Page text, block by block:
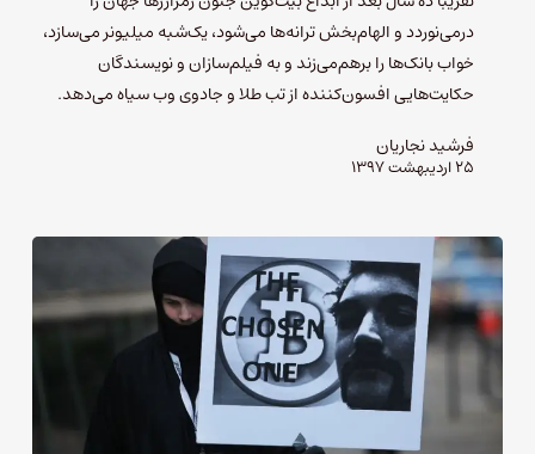
درمی‌نوردد و الهام‌بخش ترانه‌ها می‌شود، یک‌شبه میلیونر می‌سازد،
خواب بانک‌ها را برهم‌می‌زند و به فیلم‌سازان و نویسندگان
حکایت‌هایی افسون‌کننده از تب طلا و جادوی وب سیاه می‌دهد.
فرشید نجاریان
۲۵ اردیبهشت ۱۳۹۷